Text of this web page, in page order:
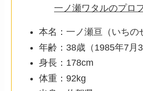
一ノ瀬ワタルのプロ
本名：一ノ瀬亘（いちの
年齢：38歳（1985年7月
身長：178cm
体重：92kg